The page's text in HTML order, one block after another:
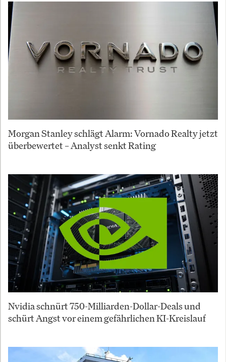
Morgan Stanley schlägt Alarm: Vornado Realty jetzt
überbewertet – Analyst senkt Rating
Nvidia schnürt 750-Milliarden-Dollar-Deals und
schürt Angst vor einem gefährlichen KI-Kreislauf